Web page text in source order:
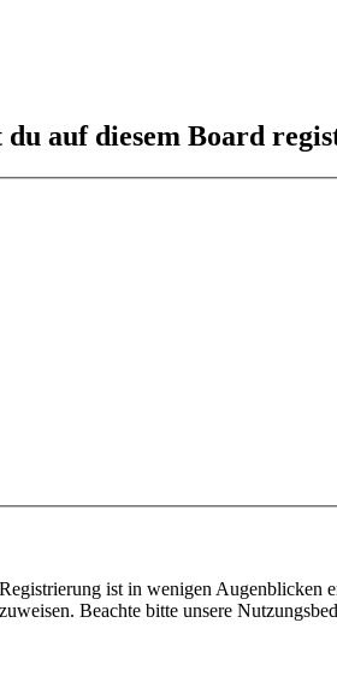
auf diesem Board
ist in wenigen
Beachte bitte unsere